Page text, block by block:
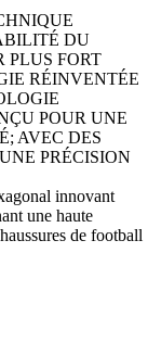
DU
PLUS FORT
RÉINVENTÉE
POUR UNE
AVEC DES
PRÉCISION
innovant
une haute
de football